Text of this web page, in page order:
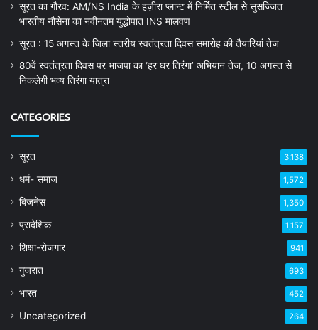
सूरत का गौरव: AM/NS India के हज़ीरा प्लान्ट में निर्मित स्टील से सुसज्जित
भारतीय नौसेना का नवीनतम युद्धोपात INS मालवण
सूरत : 15 अगस्त के जिला स्तरीय स्वतंत्रता दिवस समारोह की तैयारियां तेज
80वें स्वतंत्रता दिवस पर भाजपा का ‘हर घर तिरंगा’ अभियान तेज, 10 अगस्त से
निकलेगी भव्य तिरंगा यात्रा
CATEGORIES
सूरत 3,138
धर्म- समाज 1,572
बिजनेस 1,350
प्रादेशिक 1,157
शिक्षा-रोजगार 941
गुजरात 693
भारत 452
Uncategorized 264